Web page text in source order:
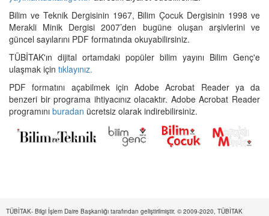
Bilim ve Teknik Dergisinin 1967, Bilim Çocuk Dergisinin 1998 ve
Merakli Minik Dergisi 2007’den bugüne oluşan arşivlerini ve
güncel sayılarını PDF formatında okuyabilirsiniz.
TÜBİTAK'ın dijital ortamdaki popüler bilim yayını Bilim Genç'e
ulaşmak için tıklayınız.
PDF formatını açabilmek için Adobe Acrobat Reader ya da
benzeri bir programa ihtiyacınız olacaktır. Adobe Acrobat Reader
programını buradan ücretsiz olarak indirebilirsiniz.
TÜBİTAK- Bilgi İşlem Daire Başkanlığı tarafından geliştirilmiştir. © 2009-2020, TÜBİTAK